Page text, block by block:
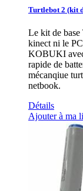
Turtlebot 2 (kit
Le kit de base
kinect ni le
KOBUKI
rapide de
mécanqiue
netbook.
Détails
Ajouter à ma